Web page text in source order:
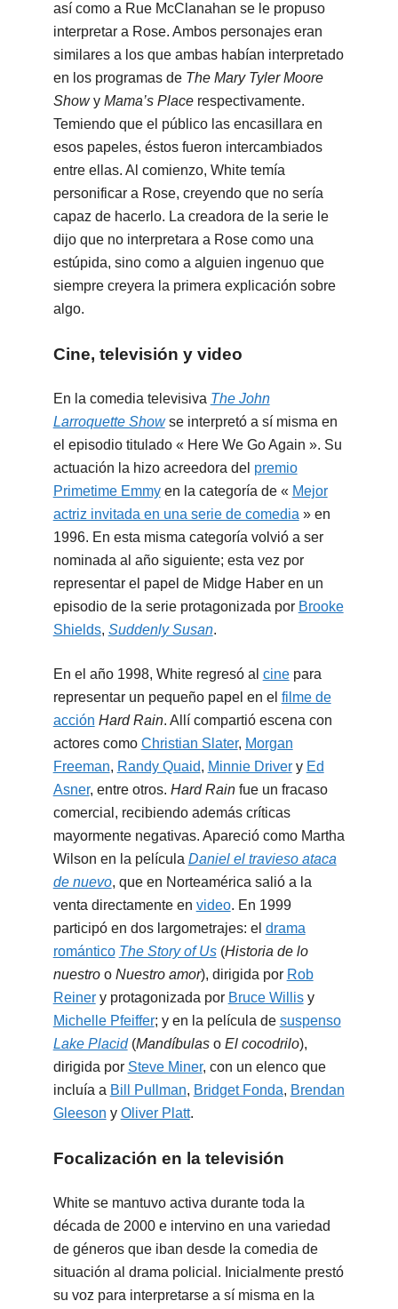
así como a Rue McClanahan se le propuso
interpretar a Rose. Ambos personajes eran
similares a los que ambas habían interpretado
en los programas de The Mary Tyler Moore
Showy Mama’s Placerespectivamente.
Temiendo que el público las encasillara en
esos papeles, éstos fueron intercambiados
entre ellas. Al comienzo, White temía
personificar a Rose, creyendo que no sería
capaz de hacerlo. La creadora de la serie le
dijo que no interpretara a Rose como una
estúpida, sino como a alguien ingenuo que
siempre creyera la primera explicación sobre
algo.
Cine, televisión y video
En la comedia televisiva The John
Larroquette Showse interpretó a sí misma en
el episodio titulado « Here We Go Again ». Su
actuación la hizo acreedora del premio
Primetime Emmyen la categoría de « Mejor
actriz invitada en una serie de comedia » en
1996. En esta misma categoría volvió a ser
nominada al año siguiente; esta vez por
representar el papel de Midge Haber en un
episodio de la serie protagonizada por Brooke
Shields, Suddenly Susan.
En el año 1998, White regresó al cinepara
representar un pequeño papel en el filme de
acción Hard Rain. Allí compartió escena con
actores como Christian Slater, Morgan
Freeman, Randy Quaid, Minnie Drivery Ed
Asner, entre otros. Hard Rainfue un fracaso
comercial, recibiendo además críticas
mayormente negativas. Apareció como Martha
Wilson en la película Daniel el travieso ataca
de nuevo, que en Norteamérica salió a la
venta directamente en video. En 1999
participó en dos largometrajes: el drama
romántico The Story of Us(Historia de lo
nuestroo Nuestro amor), dirigida por Rob
Reinery protagonizada por Bruce Willisy
Michelle Pfeiffer; y en la película de suspenso
Lake Placid(Mandíbulaso El cocodrilo),
dirigida por Steve Miner, con un elenco que
incluía a Bill Pullman, Bridget Fonda, Brendan
Gleeson y Oliver Platt.
Focalización en la televisión
White se mantuvo activa durante toda la
década de 2000 e intervino en una variedad
de géneros que iban desde la comedia de
situación al drama policial. Inicialmente prestó
su voz para interpretarse a sí misma en la